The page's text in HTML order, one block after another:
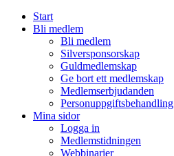
Start
Bli medlem
Bli medlem
Silversponsorskap
Guldmedlemskap
Ge bort ett medlemskap
Medlemserbjudanden
Personuppgiftsbehandling
Mina sidor
Logga in
Medlemstidningen
Webbinarier